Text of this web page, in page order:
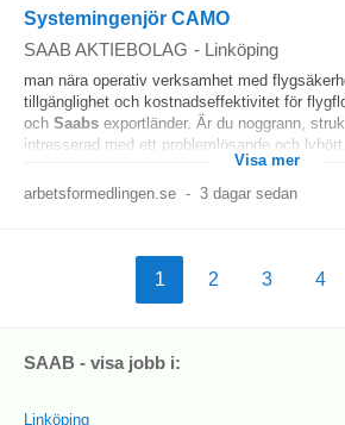
Systemingenjör CAMO
SAAB AKTIEBOLAG - Linköping
man nära operativ verksamhet med
tillgänglighet och kostnadseffektivitet för
och Saabs exportländer. Är du noggrann,
intresserad med ett problemlösande och
Visa mer
arbetsformedlingen.se - 3 dagar sedan
1 2 3 4
SAAB - visa jobb i:
Linköping